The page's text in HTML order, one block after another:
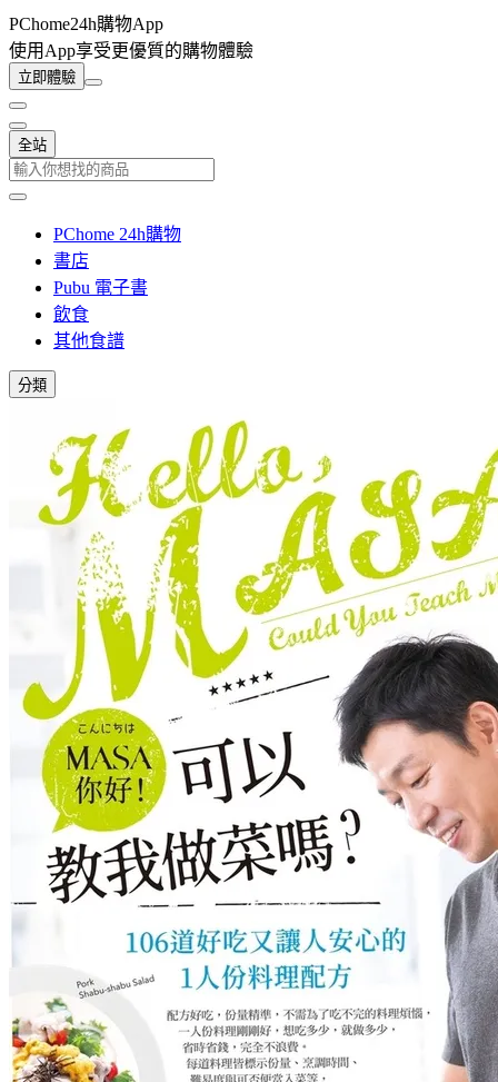
PChome24h購物App
使用App享受更優質的購物體驗
立即體驗
全站
PChome 24h購物
書店
Pubu 電子書
飲食
其他食譜
分類